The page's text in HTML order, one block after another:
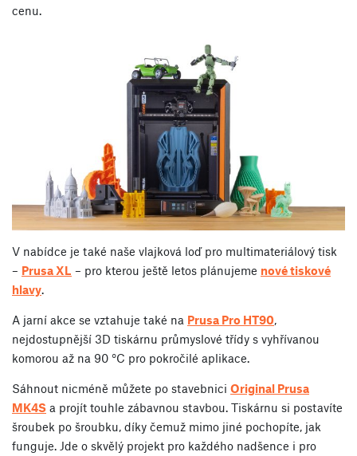
cenu.
V nabídce je také naše vlajková loď pro multimateriálový tisk
– Prusa XL – pro kterou ještě letos plánujeme nové tiskové
hlavy.
A jarní akce se vztahuje také na Prusa Pro HT90,
nejdostupnější 3D tiskárnu průmyslové třídy s vyhřívanou
komorou až na 90 °C pro pokročilé aplikace.
Sáhnout nicméně můžete po stavebnici Original Prusa
MK4S a projít touhle zábavnou stavbou. Tiskárnu si postavíte
šroubek po šroubku, díky čemuž mimo jiné pochopíte, jak
funguje. Jde o skvělý projekt pro každého nadšence i pro